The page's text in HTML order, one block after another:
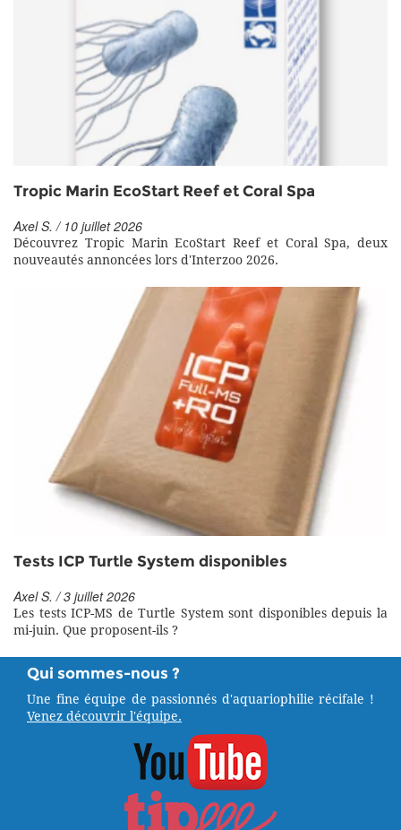
Tropic Marin EcoStart Reef et Coral Spa
Axel S. / 10 juillet 2026
Découvrez Tropic Marin EcoStart Reef et Coral Spa, deux
nouveautés annoncées lors d'Interzoo 2026.
Tests ICP Turtle System disponibles
Axel S. / 3 juillet 2026
Les tests ICP-MS de Turtle System sont disponibles depuis la
mi-juin. Que proposent-ils ?
Qui sommes-nous ?
Une fine équipe de passionnés d'aquariophilie récifale !
Venez découvrir l'équipe.